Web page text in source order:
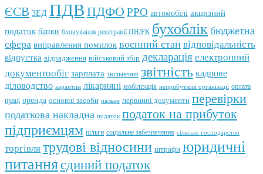
ЄСВ ЗЕД ПДВ ПДФО РРО автомобілі акцизний
податок банки блокування реєстрації ПН/РК бухоблік бюджетна
сфера виправлення помилок воєнний стан відповідальність
відпустка відрядження військовий збір декларація електронний
документообіг зарплата звільнення звітність кадрове
діловодство карантин лікарняні мобілізація неприбуткові організації оплата
праці оренда основні засоби пальне первинні документи перевірки
податкова накладна податок податок на прибуток
підприємцям пільги соціальне забезпечення сільське господарство
торгівля трудові відносини штрафи юридичні
питанняєдиний податок